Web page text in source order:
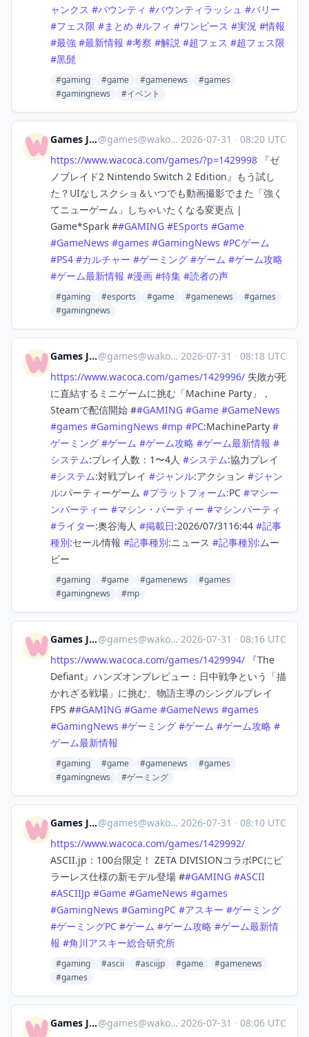
ャンクス #バウンティ #バウンティラッシュ #バリー
#フェス限 #まとめ #ルフィ #ワンピース #実況 #情報
#最強 #最新情報 #考察 #解説 #超フェス #超フェス限
#黒髭
#gaming #game #gamenews
#games
#gamingnews
#イベント
Games Japan@games@wakoka.com ·2026-07-31 · 08:20 UTC
https://www.wacoca.com/games/?p=1429998 『ゼ
ノブレイド2 Nintendo Switch 2 Edition』もう試し
た？UIなしスクショ＆いつでも動画撮影でまた「強く
てニューゲーム」しちゃいたくなる変更点 |
Game*Spark ##GAMING #ESports #Game
#GameNews #games #GamingNews #PCゲーム
#PS4 #カルチャー #ゲーミング #ゲーム #ゲーム攻略
#ゲーム最新情報 #漫画 #特集 #読者の声
#gaming #esports #game #gamenews
#games
#gamingnews
Games Japan@games@wakoka.com ·2026-07-31 · 08:18 UTC
https://www.wacoca.com/games/1429996/ 失敗が死
に直結するミニゲームに挑む「Machine Party」，
Steamで配信開始 ##GAMING #Game #GameNews
#games #GamingNews #mp #PC:MachineParty #
ゲーミング #ゲーム #ゲーム攻略 #ゲーム最新情報 #
システム:プレイ人数：1〜4人 #システム:協力プレイ
#システム:対戦プレイ #ジャンル:アクション #ジャン
ル:パーティーゲーム #プラットフォーム:PC #マシー
ンパーティー #マシン・パーティー #マシンパーティ
#ライター:奥谷海人 #掲載日:2026/07/3116:44 #記事
種別:セール情報 #記事種別:ニュース #記事種別:ムー
ビー
#gaming #game #gamenews
#games
#gamingnews
#mp
Games Japan@games@wakoka.com ·2026-07-31 · 08:16 UTC
https://www.wacoca.com/games/1429994/ 『The
Defiant』ハンズオンプレビュー：日中戦争という「描
かれざる戦場」に挑む、物語主導のシングルプレイ
FPS ##GAMING #Game #GameNews #games
#GamingNews #ゲーミング #ゲーム #ゲーム攻略 #
ゲーム最新情報
#gaming #game #gamenews
#games
#gamingnews
#ゲーミング
Games Japan@games@wakoka.com ·2026-07-31 · 08:10 UTC
https://www.wacoca.com/games/1429992/
ASCII.jp：100台限定！ ZETA DIVISIONコラボPCにピ
ラーレス仕様の新モデル登場 ##GAMING #ASCII
#ASCIIJp #Game #GameNews #games
#GamingNews #GamingPC #アスキー #ゲーミング
#ゲーミングPC #ゲーム #ゲーム攻略 #ゲーム最新情
報 #角川アスキー総合研究所
#gaming #ascii #asciijp #game
#gamenews
#games
Games Japan@games@wakoka.com ·2026-07-31 · 08:06 UTC